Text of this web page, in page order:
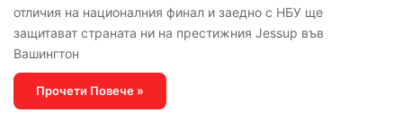
отличия на националния финал и заедно с НБУ ще
защитават страната ни на престижния Jessup във
Вашингтон
Прочети Повече »